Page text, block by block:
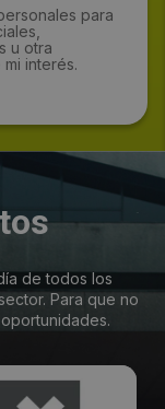
para
u otra
interés.
de todos los
Para que no